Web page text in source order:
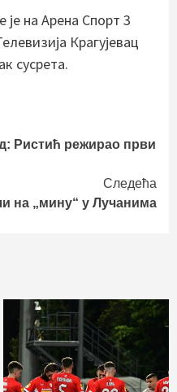
на Арена Спорт 3
Крагујевац
сусрета.
Ристић режирао први
Следећа
на „мину“ у Лучанима